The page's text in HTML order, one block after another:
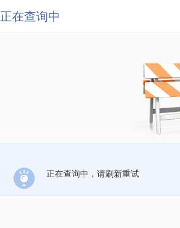
正在查询中
正在查询中，请刷新重试